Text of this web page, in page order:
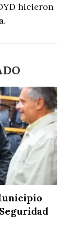
hicieron